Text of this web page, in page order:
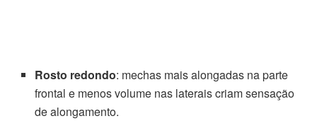
Rosto redondo: mechas mais alongadas na parte
frontal e menos volume nas laterais criam sensação
de alongamento.